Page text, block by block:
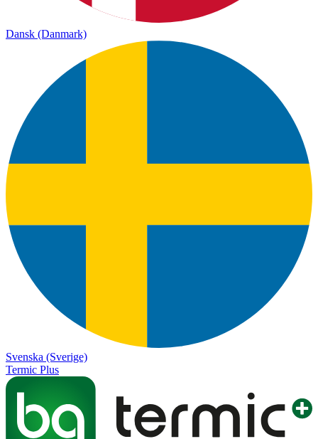
Dansk (Danmark)
Svenska (Sverige)
Termic Plus